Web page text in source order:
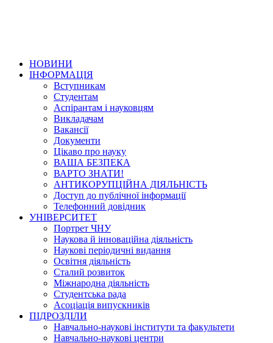
НОВИНИ
ІНФОРМАЦІЯ
Вступникам
Студентам
Аспірантам і науковцям
Викладачам
Вакансії
Документи
Цікаво про науку
ВАША БЕЗПЕКА
ВАРТО ЗНАТИ!
АНТИКОРУПЦІЙНА ДІЯЛЬНІСТЬ
Доступ до публічної інформації
Телефонний довідник
УНІВЕРСИТЕТ
Портрет ЧНУ
Наукова й інноваційна діяльність
Наукові періодичні видання
Освітня діяльність
Сталий розвиток
Міжнародна діяльність
Студентська рада
Асоціація випускників
ПІДРОЗДІЛИ
Навчально-наукові інститути та факультети
Навчально-наукові центри